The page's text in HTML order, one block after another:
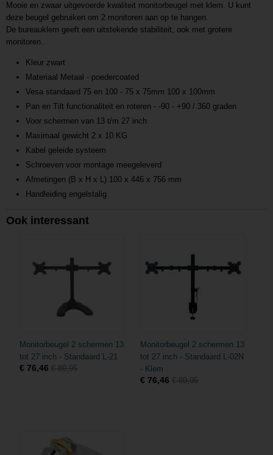
Productcode leverancier
L201605091713
Mooie en zwaar uitgevoerde kwaliteit monitorbeugel met klem. U kunt
deze beugel gebruiken om 2 monitoren aan op te hangen.
De bureauklem geeft een uitstekende stabiliteit, ook met grotere
monitoren..
Kleur zwart
Materiaal Metaal - poedercoated
Vesa standaard 75 en 100 - 75 x 75mm 100 x 100mm
Pan en Tilt functionaliteit en roteren - -90 - +90 / 360 graden
Voor schermen van 13 t/m 27 inch
Maximaal gewicht 2 x 10 KG
Kabel geleide systeem
Schroeven voor montage meegeleverd
Afmetingen (B x H x L) 100 x 446 x 756 mm
Handleiding engelstalig
Ook interessant
Monitorbeugel 2 schermen 13
tot 27 inch - Standaard L-21
€ 76,46 € 89,95
Monitorbeugel 2 schermen 13
tot 27 inch - Standaard L-02N
- Klem
€ 76,46 € 89,95